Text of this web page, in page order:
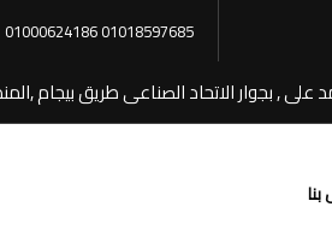
01000624186 01018597685